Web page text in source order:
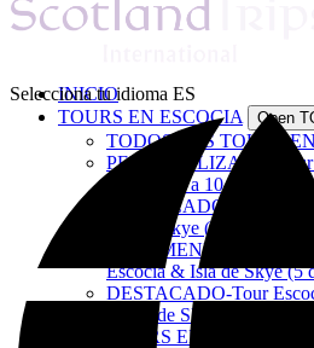
INICIO
TOURS EN ESCOCIA
Open
TODOS LOS TOURS
PERSONALIZADO-Tour
Escocia (1 a 10 días)
DESTACADO-Tour
Isla de Skye (3 dias+2
RECOMENDADO-Tour
Escocia & Isla de Skye (5
DESTACADO-Tour
& Isla de Skye (8 dias+8
TOURS EN ESCOCIA
Selecciona tu idioma ES